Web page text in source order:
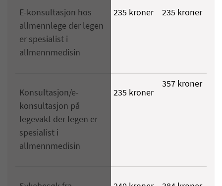
E-konsultasjon hos
allmennlege der legen
er spesialist i
allmennmedisin
235 kroner 235 kroner
Konsultasjon/e-
konsultasjon på
legevakt der legen er
spesialist i
allmennmedisin
235 kroner
357 kroner